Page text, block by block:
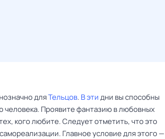
дляТельцов. В этидни вы способны
человека. Проявите фантазию в любовных
кого любите. Следует отметить, что это
Главное условие для этого —